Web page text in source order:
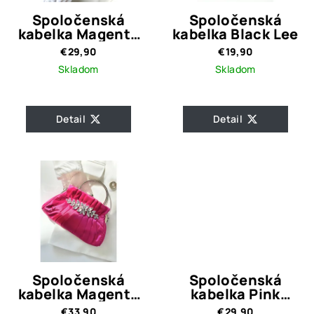
Spoločenská
kabelka Magenta
Flowers
€29,90
Skladom
Detail
Spoločenská
kabelka Black Lee
€19,90
Skladom
Detail
Spoločenská
kabelka Magenta
Lusy
€33,90
Spoločenská
kabelka Pink
matte
€29,90